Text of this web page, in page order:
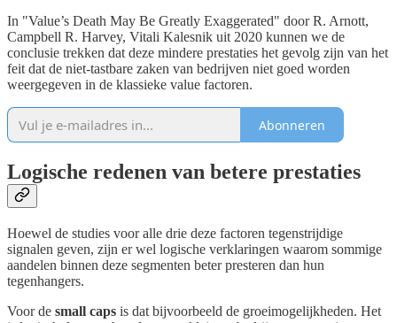
In "Value’s Death May Be Greatly Exaggerated" door R. Arnott,
Campbell R. Harvey, Vitali Kalesnik uit 2020 kunnen we de
conclusie trekken dat deze mindere prestaties het gevolg zijn van het
feit dat de niet-tastbare zaken van bedrijven niet goed worden
weergegeven in de klassieke value factoren.
Abonneren
Logische redenen van betere prestaties
Hoewel de studies voor alle drie deze factoren tegenstrijdige
signalen geven, zijn er wel logische verklaringen waarom sommige
aandelen binnen deze segmenten beter presteren dan hun
tegenhangers.
Voor de small caps is dat bijvoorbeeld de groeimogelijkheden. Het